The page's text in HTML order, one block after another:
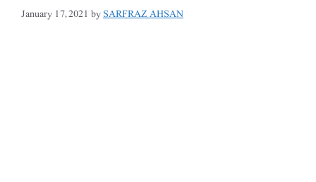
January 17, 2021 bySARFRAZ AHSAN